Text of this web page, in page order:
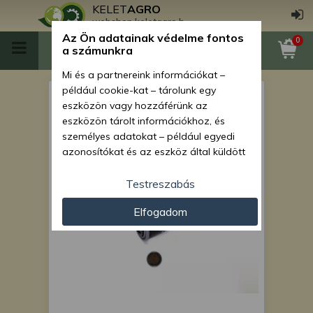
KELETAGRO
webshop.keletagro.hu
0
Force 325 Stage V olajszűrő,
gyári Force
Az Ön adatainak védelme fontos
a számunkra
Mi és a partnereink információkat –
például cookie-kat – tárolunk egy
eszközön vagy hozzáférünk az
eszközön tárolt információkhoz, és
személyes adatokat – például egyedi
azonosítókat és az eszköz által küldött
személyre szabott hirdetések és
tartalom nyújtásához, hirdetés- és
tartalomméréshez, nézettségi adatok
gyűjtéséhez, valamint termékek
kifejlesztéséhez és a termékek
javításához. Az Ön engedélyével mi és a
Testreszabás
Elfogadom